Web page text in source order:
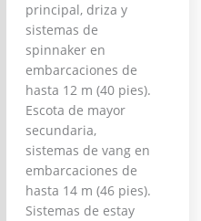
principal, driza y
sistemas de
spinnaker en
embarcaciones de
hasta 12 m (40 pies).
Escota de mayor
secundaria,
sistemas de vang en
embarcaciones de
hasta 14 m (46 pies).
Sistemas de estay